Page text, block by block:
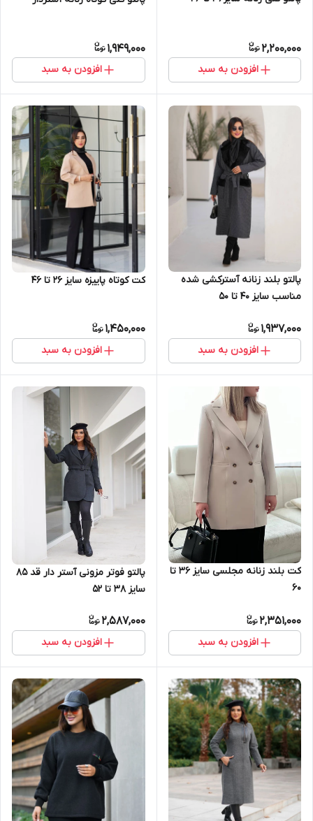
2,200,000
افزودن به سبد
1,949,000
افزودن به سبد
پالتو بلند زنانه آسترکشی شده
مناسب سایز ۴۰ تا ۵۰
1,937,000
افزودن به سبد
کت کوتاه پاییزه سایز ۲۶ تا ۴۶
1,450,000
افزودن به سبد
کت بلند زنانه مجلسی سایز ۳۶ تا
۶۰
2,351,000
افزودن به سبد
پالتو فوتر مزونی آستر دار قد ۸۵
سایز ۳۸ تا ۵۲
2,587,000
افزودن به سبد